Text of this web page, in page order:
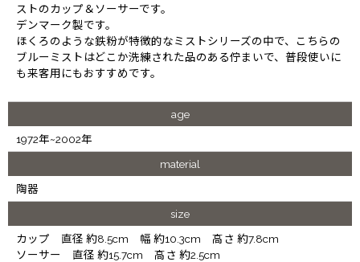
ストのカップ＆ソーサーです。
デンマーク製です。
ほくろのような鉄粉が特徴的なミストシリーズの中で、こちらの
ブルーミストはどこか洗練された品のある佇まいで、普段使いに
も来客用にもおすすめです。
age
1972年~2002年
material
陶器
size
カップ 直径 約8.5cm 幅 約10.3cm 高さ 約7.8cm
ソーサー 直径 約15.7cm 高さ 約2.5cm